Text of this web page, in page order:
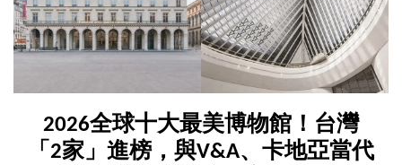
2026全球十大最美博物館！台灣
「2家」進榜，與V&A、卡地亞當代